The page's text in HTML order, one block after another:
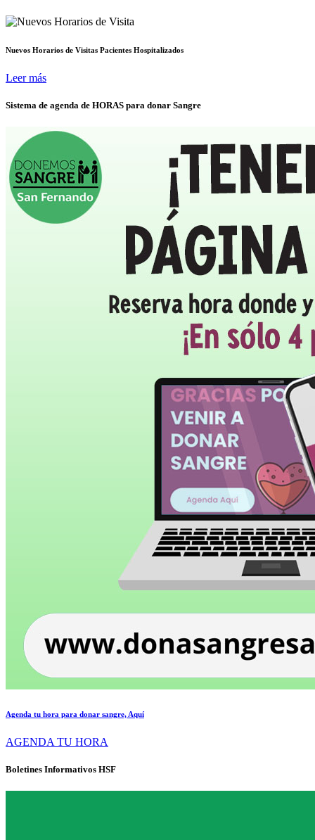
Nuevos Horarios de Visitas Pacientes Hospitalizados
Leer más
Sistema de agenda de HORAS para donar Sangre
Agenda tu hora para donar sangre, Aquí
AGENDA TU HORA
Boletines Informativos HSF